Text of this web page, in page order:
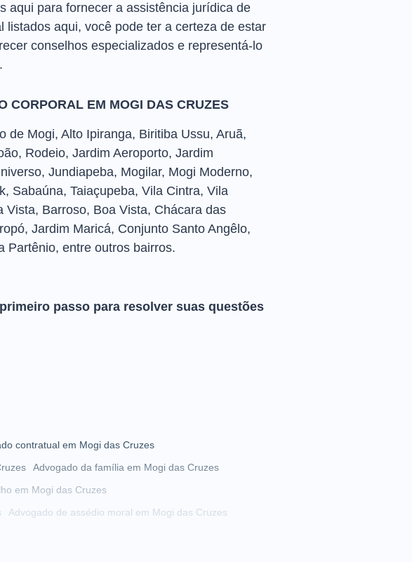
aqui para fornecer a assistência jurídica de
aqui, você pode ter a certeza de estar
conselhos especializados e representá-lo
CORPORAL EM MOGI DAS CRUZES
de Mogi, Alto Ipiranga, Biritiba Ussu, Aruã,
Rodeio, Jardim Aeroporto, Jardim
Jundiapeba, Mogilar, Mogi Moderno,
Sabaúna, Taiaçupeba, Vila Cintra, Vila
Barroso, Boa Vista, Chácara das
Jardim Maricá, Conjunto Santo Angêlo,
Partênio, entre outros bairros.
passo para resolver suas questões
contratual em Mogi das Cruzes
Advogado da família em Mogi das Cruzes
em Mogi das Cruzes
Advogado de assédio moral em Mogi das Cruzes